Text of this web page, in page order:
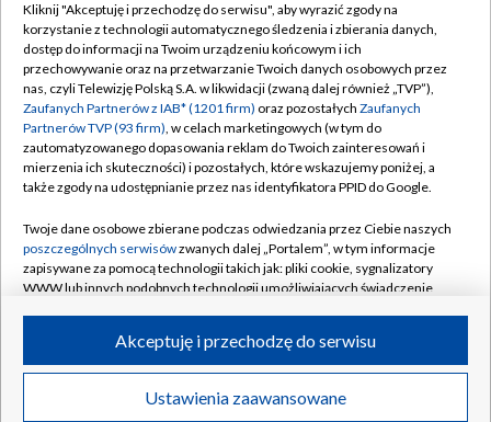
TVP
Abonament TVP
Emisja w TVP
Centrum informacji TVP
Naziemna Telewizja Cyfrowa
Rada Programowa
System NOS
Informacje o nadawcy
Program dla prasy
Regulamin TVP
Polityka prywatności
Moje zgody
Pomoc
Kontakt
Kanały
©2026 Telewizja Polska S.A. w likwidacji
Kliknij "Akceptuję i przechodzę do serwisu", aby wyrazić zgody na
korzystanie z technologii automatycznego śledzenia i zbierania danych,
dostęp do informacji na Twoim urządzeniu końcowym i ich
przechowywanie oraz na przetwarzanie Twoich danych osobowych przez
nas, czyli Telewizję Polską S.A. w likwidacji (zwaną dalej również „TVP”),
Zaufanych Partnerów z IAB* (1201 firm) oraz pozostałych Zaufanych
Partnerów TVP (93 firm), w celach marketingowych (w tym do
zautomatyzowanego dopasowania reklam do Twoich zainteresowań i
mierzenia ich skuteczności) i pozostałych, które wskazujemy poniżej, a
także zgody na udostępnianie przez nas identyfikatora PPID do Google.
Twoje dane osobowe zbierane podczas odwiedzania przez Ciebie naszych
poszczególnych serwisówzwanych dalej „Portalem”, w tym informacje
zapisywane za pomocą technologii takich jak: pliki cookie, sygnalizatory
WWW lub innych podobnych technologii umożliwiających świadczenie
ruchu w Internecie.
Twoje dane osobowe zbierane podczas odwiedzania przez Ciebie
poszczególnych serwisówna Portalu, takie jak adresy IP, identyfikatory
Ustawienia zaawansowane
Akceptuję i przechodzę do serwisu